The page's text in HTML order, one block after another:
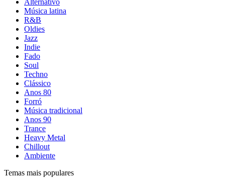
Alternativo
Música latina
R&B
Oldies
Jazz
Indie
Fado
Soul
Techno
Clássico
Anos 80
Forró
Música tradicional
Anos 90
Trance
Heavy Metal
Chillout
Ambiente
Temas mais populares